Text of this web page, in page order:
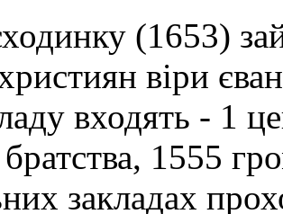
(1653)
віри
входять - 1
братства, 1555
закладах